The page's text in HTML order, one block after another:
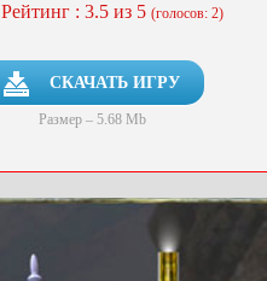
Рейтинг : 3.5 из 5 (голосов: 2)
СКАЧАТЬ ИГРУ
Размер – 5.68 Mb